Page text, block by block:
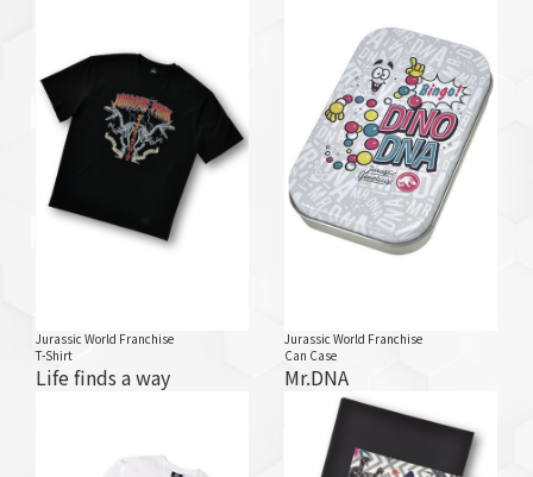
Jurassic World Franchise
T-Shirt
Life finds a way
Jurassic World Franchise
Can Case
Mr.DNA